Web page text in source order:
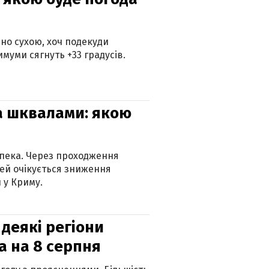
сухою, хоч подекуди
сягнуть +33 градусів.
шквалами: якою
Через проходження
очікується зниження
у Криму.
регіони
на 8 серпня